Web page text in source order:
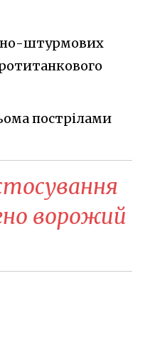
штурмових
пострілами
ворожий